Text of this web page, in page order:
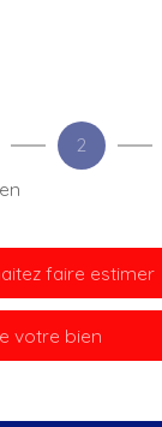
2
faire estimer
votre bien